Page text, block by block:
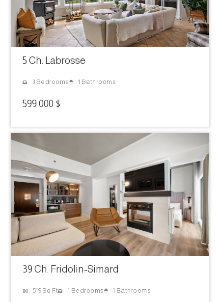
5 Ch. Labrosse
3 Bedrooms 1 Bathrooms
599 000 $
39 Ch. Fridolin-Simard
519 Sq Ft 1 Bedrooms 1 Bathrooms